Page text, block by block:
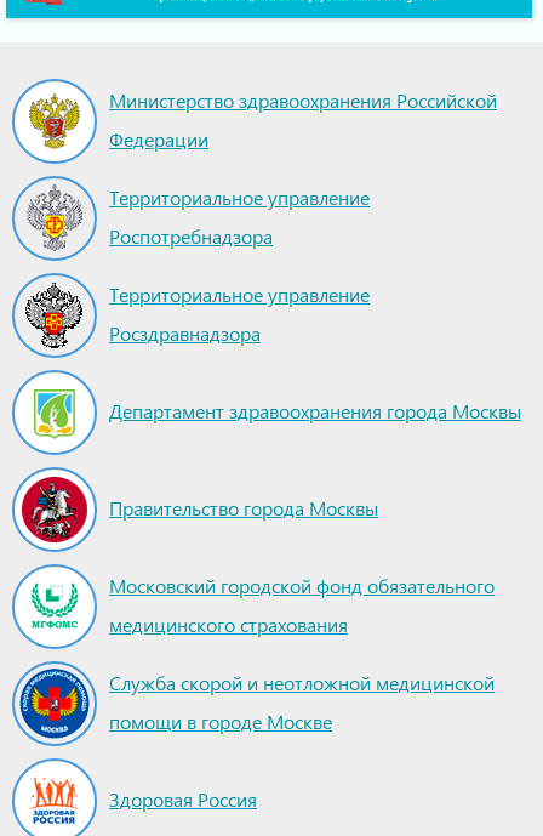
Министерство здравоохранения Российской
Федерации
Территориальное управление
Роспотребнадзора
Территориальное управление
Росздравнадзора
Департамент здравоохранения города Москвы
Правительство города Москвы
Московский городской фонд обязательного
медицинского страхования
Служба скорой и неотложной медицинской
помощи в городе Москве
Здоровая Россия